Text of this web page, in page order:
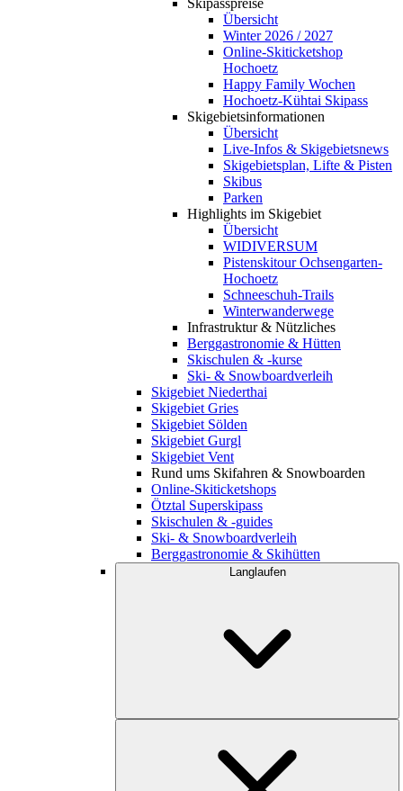
Skipasspreise
Übersicht
Winter 2026 / 2027
Online-Skiticketshop
Hochoetz
Happy Family Wochen
Hochoetz-Kühtai Skipass
Skigebietsinformationen
Übersicht
Live-Infos & Skigebietsnews
Skigebietsplan, Lifte & Pisten
Skibus
Parken
Highlights im Skigebiet
Übersicht
WIDIVERSUM
Pistenskitour Ochsengarten-
Hochoetz
Schneeschuh-Trails
Winterwanderwege
Infrastruktur & Nützliches
Berggastronomie & Hütten
Skischulen & -kurse
Ski- & Snowboardverleih
Skigebiet Niederthai
Skigebiet Gries
Skigebiet Sölden
Skigebiet Gurgl
Skigebiet Vent
Rund ums Skifahren & Snowboarden
Online-Skiticketshops
Ötztal Superskipass
Skischulen & -guides
Ski- & Snowboardverleih
Berggastronomie & Skihütten
Langlaufen